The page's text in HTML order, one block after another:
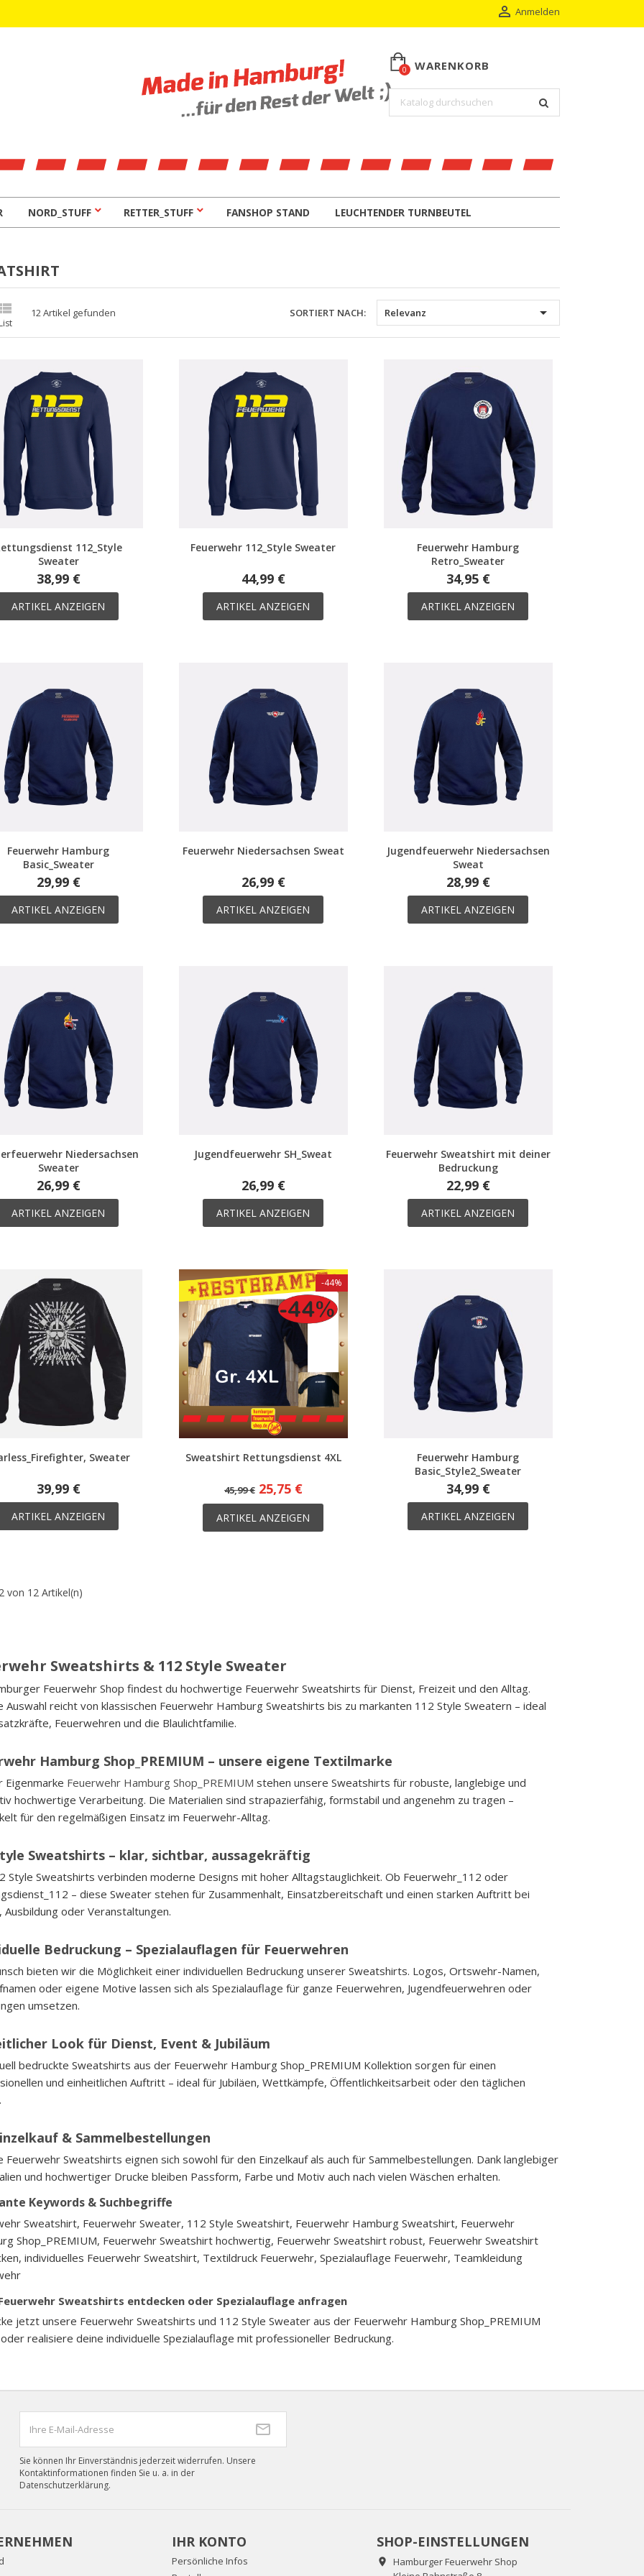
 Anmelden
WARENKORB
0
NORD_STUFF RETTER_STUFF FANSHOP STAND LEUCHTENDER TURNBEUTEL
12 Artikel gefunden SORTIERT NACH: Relevanz 
112_Style
Sweater
38,99 €
ARTIKEL ANZEIGEN
Feuerwehr 112_Style Sweater
44,99 €
ARTIKEL ANZEIGEN
Feuerwehr Hamburg
Retro_Sweater
34,95 €
ARTIKEL ANZEIGEN
Feuerwehr Hamburg
Basic_Sweater
29,99 €
ARTIKEL ANZEIGEN
Feuerwehr Niedersachsen Sweat
26,99 €
ARTIKEL ANZEIGEN
Jugendfeuerwehr Niedersachsen
Sweat
28,99 €
ARTIKEL ANZEIGEN
Niedersachsen
Sweater
26,99 €
ARTIKEL ANZEIGEN
Jugendfeuerwehr SH_Sweat
26,99 €
ARTIKEL ANZEIGEN
Feuerwehr Sweatshirt mit deiner
Bedruckung
22,99 €
ARTIKEL ANZEIGEN
Sweater
39,99 €
ARTIKEL ANZEIGEN
Sweatshirt Rettungsdienst 4XL
45,99 €
-44%
25,75 €
ARTIKEL ANZEIGEN
Feuerwehr Hamburg
Basic_Style2_Sweater
34,99 €
ARTIKEL ANZEIGEN
von 12 Artikel(n)
Sweatshirts & 112 Style Sweater
Feuerwehr Shop findest du hochwertige Feuerwehr Sweatshirts für Dienst, Freizeit und den Alltag.
Auswahl reicht von klassischen Feuerwehr Hamburg Sweatshirts bis zu markanten 112 Style Sweatern – ideal
Feuerwehren und die Blaulichtfamilie.
Hamburg Shop_PREMIUM – unsere eigene Textilmarke
Eigenmarke Feuerwehr Hamburg Shop_PREMIUM stehen unsere Sweatshirts für robuste, langlebige und
hochwertige Verarbeitung. Die Materialien sind strapazierfähig, formstabil und angenehm zu tragen –
für den regelmäßigen Einsatz im Feuerwehr-Alltag.
Sweatshirts – klar, sichtbar, aussagekräftig
Style Sweatshirts verbinden moderne Designs mit hoher Alltagstauglichkeit. Ob Feuerwehr_112 oder
– diese Sweater stehen für Zusammenhalt, Einsatzbereitschaft und einen starken Auftritt bei
Ausbildung oder Veranstaltungen.
Bedruckung – Spezialauflagen für Feuerwehren
bieten wir die Möglichkeit einer individuellen Bedruckung unserer Sweatshirts. Logos, Ortswehr-Namen,
oder eigene Motive lassen sich als Spezialauflage für ganze Feuerwehren, Jugendfeuerwehren oder
umsetzen.
Look für Dienst, Event & Jubiläum
bedruckte Sweatshirts aus der Feuerwehr Hamburg Shop_PREMIUM Kollektion sorgen für einen
und einheitlichen Auftritt – ideal für Jubiläen, Wettkämpfe, Öffentlichkeitsarbeit oder den täglichen
& Sammelbestellungen
Feuerwehr Sweatshirts eignen sich sowohl für den Einzelkauf als auch für Sammelbestellungen. Dank langlebiger
und hochwertiger Drucke bleiben Passform, Farbe und Motiv auch nach vielen Wäschen erhalten.
Keywords & Suchbegriffe
Sweatshirt, Feuerwehr Sweater, 112 Style Sweatshirt, Feuerwehr Hamburg Sweatshirt, Feuerwehr
Shop_PREMIUM, Feuerwehr Sweatshirt hochwertig, Feuerwehr Sweatshirt robust, Feuerwehr Sweatshirt
individuelles Feuerwehr Sweatshirt, Textildruck Feuerwehr, Spezialauflage Feuerwehr, Teamkleidung
Sweatshirts entdecken oder Spezialauflage anfragen
jetzt unsere Feuerwehr Sweatshirts und 112 Style Sweater aus der Feuerwehr Hamburg Shop_PREMIUM
realisiere deine individuelle Spezialauflage mit professioneller Bedruckung.
Sie können Ihr Einverständnis jederzeit widerrufen. Unsere
Kontaktinformationen finden Sie u. a. in der
Datenschutzerklärung.
IHR KONTO
Persönliche Infos
SHOP-EINSTELLUNGEN

Hamburger Feuerwehr Shop